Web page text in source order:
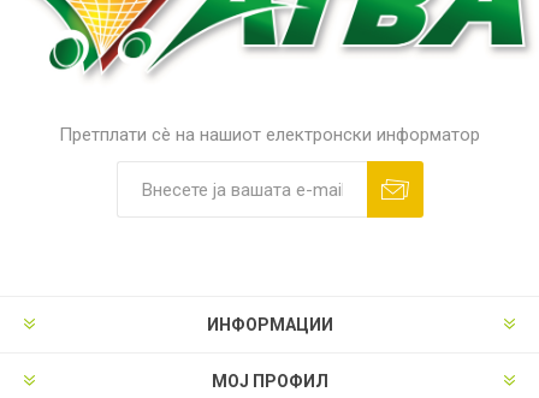
Претплати сè на нашиот електронски информатор
ИНФОРМАЦИИ
МОЈ ПРОФИЛ